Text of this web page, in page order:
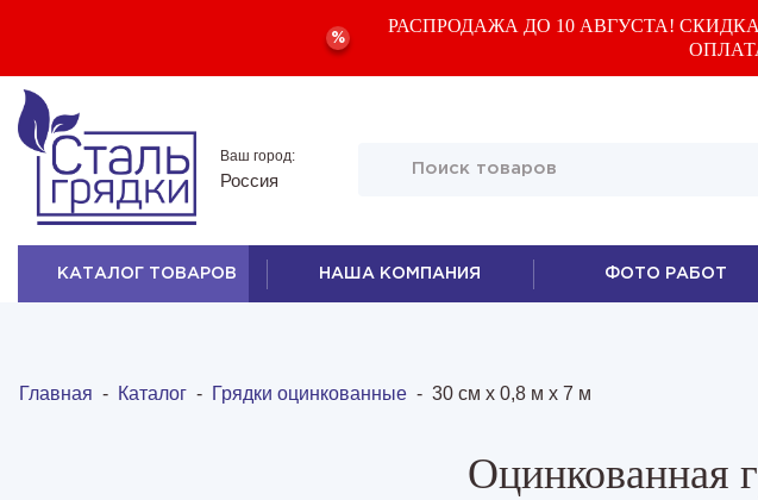
%
РАСПРОДАЖА ДО 10 АВГУСТА!
Ваш город:
Россия
КАТАЛОГ ТОВАРОВ НАША КОМПАНИЯ ФОТО РАБОТ
Главная - Каталог - Грядки оцинкованные - 30 см х 0,8 м х 7 м
Оцинкованная